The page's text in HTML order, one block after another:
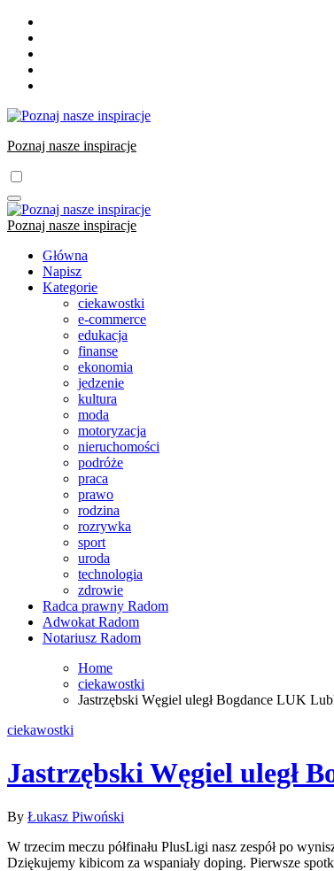
Skip
content
Poznaj nasze inspiracje
Poznaj nasze inspiracje
Główna
Napisz
Kategorie
ciekawostki
e-commerce
edukacja
finanse
ekonomia
jedzenie
kultura
moda
motoryzacja
nieruchomości
podróże
praca
prawo
rodzina
rozrywka
sport
uroda
technologia
zdrowie
Radca prawny Radom
Adwokat Radom
Notariusz Radom
Home
ciekawostki
Jastrzębski Węgiel uległ Bogdance LUK
ciekawostki
Jastrzębski Węgiel uległ
By Łukasz Piwoński
W trzecim meczu półfinału PlusLigi nasz zespół po wyniszczającym boju uległ 2:3 Bogdance LUK Lublin i to nasi rywale wystąpią w tegorocznym finale. Nasza drużyna zagra zaś o brązowy medal.
Dziękujemy kibicom za wspaniały doping. Pierwsze